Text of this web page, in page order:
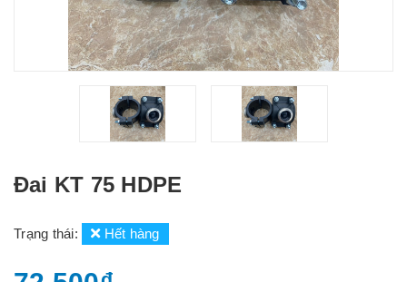
Đai KT 75 HDPE
Trạng thái: Hết hàng